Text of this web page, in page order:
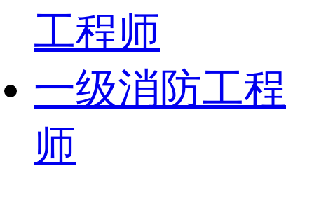
工程师
一级消防工程
师